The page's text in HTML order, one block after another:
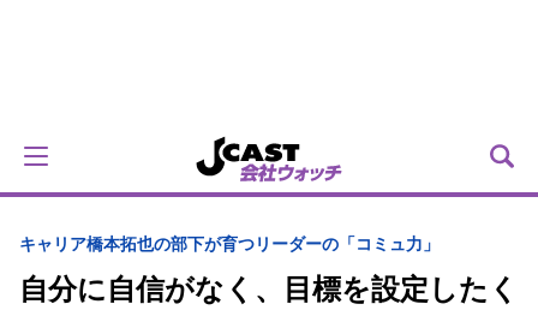
キャリア橋本拓也の部下が育つリーダーの「コミュ力」
自分に自信がなく、目標を設定したく